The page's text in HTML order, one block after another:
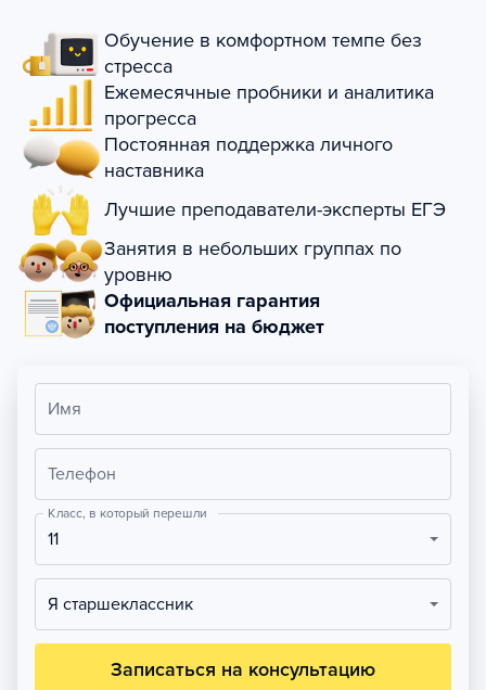
Обучение в комфортном темпе без
стресса
Ежемесячные пробники и аналитика
прогресса
Постоянная поддержка личного
наставника
Лучшие преподаватели-эксперты ЕГЭ
Занятия в небольших группах по
уровню
Официальная гарантия
поступления на бюджет
Имя
Телефон
Класс, в который перешли
11
Я старшеклассник
Записаться на консультацию